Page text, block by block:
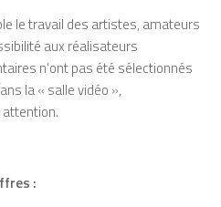
le travail des artistes, amateurs
aux réalisateurs
n’ont pas été sélectionnés
la « salle vidéo »,
: